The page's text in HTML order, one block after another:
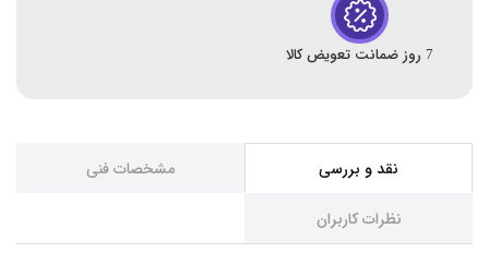
7 روز ضمانت تعویض کالا
نقد و بررسی مشخصات فنی
نظرات کاربران